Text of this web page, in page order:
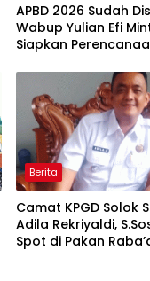
APBD 2026 Sudah
Wabup Yulian Efi
Siapkan
Berita
Camat KPGD Solok
Adila Rekriyaldi,
Spot di Pakan